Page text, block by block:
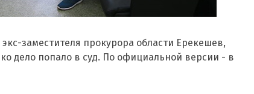
заместителя прокурора области Ерекешев,
дело попало в суд. По официальной версии - в